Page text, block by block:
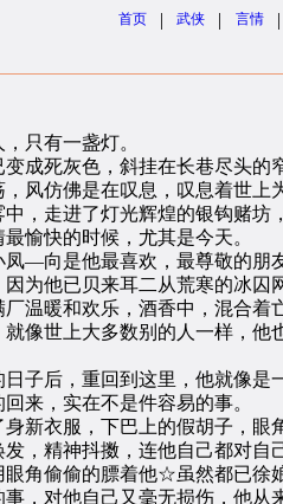
首页 | 武侠 | 言情 |
只有一盏灯。
死灰色，斜挂在长巷尽头的
仿佛是在叹息，叹息着世上
走进了灯光辉煌的银钩赌坊
快的时候，尤其是今天。
—向是他最喜欢，最尊敬的朋友
他已贝来耳二从荒寒的冰囚网
暖和欢乐，酒香中，混合着亡
世上大多数别的人一样，他也
后，重回到这里，他就像是
，实在不是件容易的事。
衣服，下巴上的假胡子，眼
精神抖擞，连他自己都对自己
偷偷的膘着他☆虽然都已徐娘
对他自己又毫无损伤，他从来